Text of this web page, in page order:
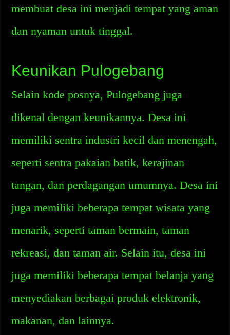
membuat desa ini menjadi tempat yang aman
dan nyaman untuk tinggal.
Keunikan Pulogebang
Selain kode posnya, Pulogebang juga
dikenal dengan keunikannya. Desa ini
memiliki sentra industri kecil dan menengah,
seperti sentra pakaian batik, kerajinan
tangan, dan perdagangan umumnya. Desa ini
juga memiliki beberapa tempat wisata yang
menarik, seperti taman bermain, taman
rekreasi, dan taman air. Selain itu, desa ini
juga memiliki beberapa tempat belanja yang
menyediakan berbagai produk elektronik,
makanan, dan lainnya.